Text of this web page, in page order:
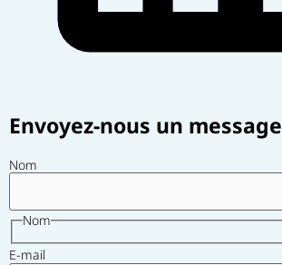
Envoyez-nous un message
Nom
Nom
E-mail